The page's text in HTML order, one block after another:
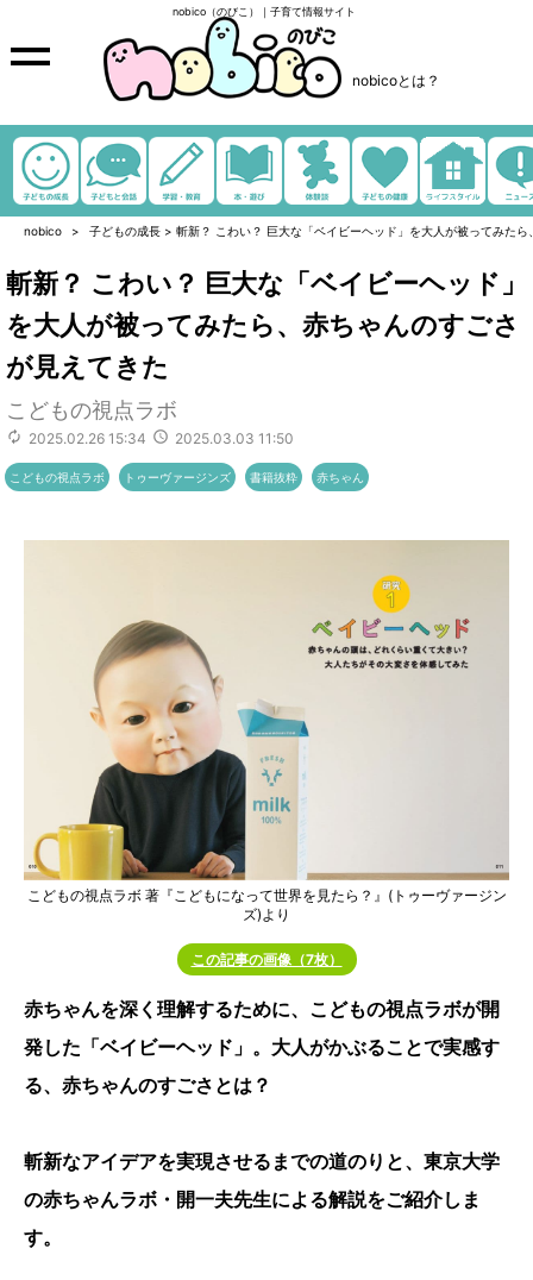
nobico（のびこ）｜子育て情報サイト
nobicoとは？
nobico 子どもの成長 > 斬新？ こわい？ 巨大な「ベイビーヘッド」を大人が被ってみた
斬新？ こわい？ 巨大な「ベイビーヘッド」
を大人が被ってみたら、赤ちゃんのすごさ
が見えてきた
こどもの視点ラボ
2025.02.26 15:34 2025.03.03 11:50
こどもの視点ラボ トゥーヴァージンズ 書籍抜粋 赤ちゃん
こどもの視点ラボ 著『こどもになって世界を見たら？』(トゥーヴァージン
ズ)より
この記事の画像（7枚）
赤ちゃんを深く理解するために、こどもの視点ラボが開
発した「ベイビーヘッド」。大人がかぶることで実感す
る、赤ちゃんのすごさとは？
斬新なアイデアを実現させるまでの道のりと、東京大学
の赤ちゃんラボ・開一夫先生による解説をご紹介しま
す。